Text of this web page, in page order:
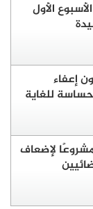
في الأسبوع الأول
إعفاء
للغاية
لإضعاف